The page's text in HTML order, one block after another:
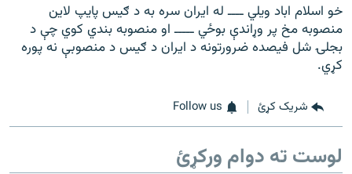
خو اسلام اباد ویلي ــــ له ایران سره به د ګیس پایپ لاین
منصوبه مخ پر وړاندې بوځي ـــــ او منصوبه بندي کوي چې د
بجلۍ شل فیصده ضرورتونه د ایران د ګیس د منصوبې نه پوره
کړي.
شریک کړئ Follow us
لوست ته دوام ورکړئ